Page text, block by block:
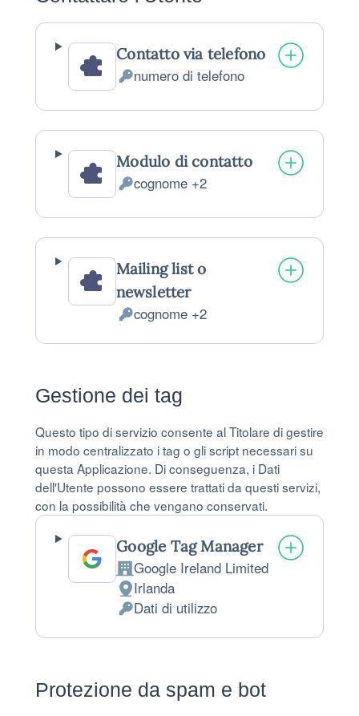
Contatto via telefono
Dati Personali trattati:
numero di telefono
Modulo di contatto
Dati Personali trattati:
cognome +2
Mailing list o
newsletter
Dati Personali trattati:
cognome +2
Gestione dei tag
Questo tipo di servizio consente al Titolare di gestire
in modo centralizzato i tag o gli script necessari su
questa Applicazione. Di conseguenza, i Dati
dell'Utente possono essere trattati da questi servizi,
con la possibilità che vengano conservati.
Google Tag Manager
Azienda:
Google Ireland Limited
Luogo del trattamento:
Irlanda
Dati Personali trattati:
Dati di utilizzo
Protezione da spam e bot